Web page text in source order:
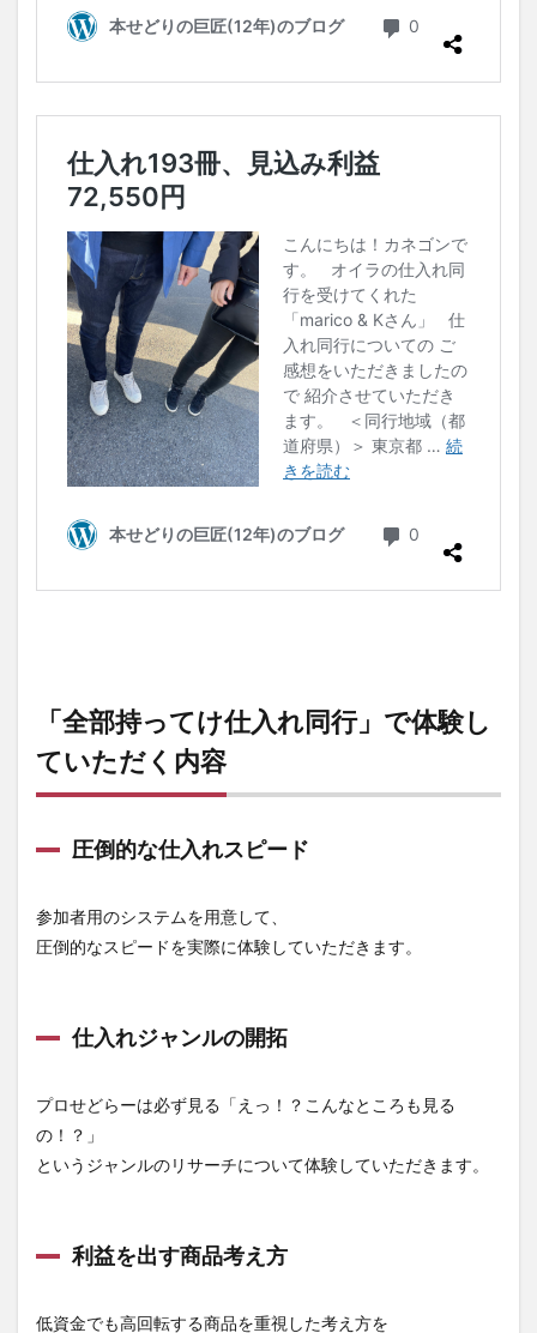
「全部持ってけ仕入れ同行」で体験し
ていただく内容
圧倒的な仕入れスピード
参加者用のシステムを用意して、
圧倒的なスピードを実際に体験していただきます。
仕入れジャンルの開拓
プロせどらーは必ず見る「えっ！？こんなところも見る
の！？」
というジャンルのリサーチについて体験していただきます。
利益を出す商品考え方
低資金でも高回転する商品を重視した考え方を